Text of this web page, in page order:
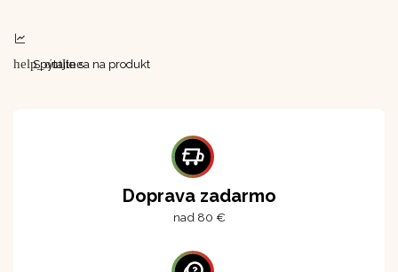
help_outline
Spýtajte sa na produkt
Doprava zadarmo
nad 80 €